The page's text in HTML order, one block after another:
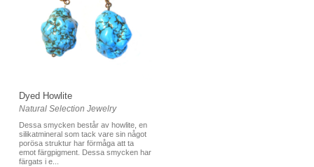
Dyed Howlite
Natural Selection Jewelry
Dessa smycken består av howlite, en
silikatmineral som tack vare sin något
porösa struktur har förmåga att ta
emot färgpigment. Dessa smycken har
färgats i e...